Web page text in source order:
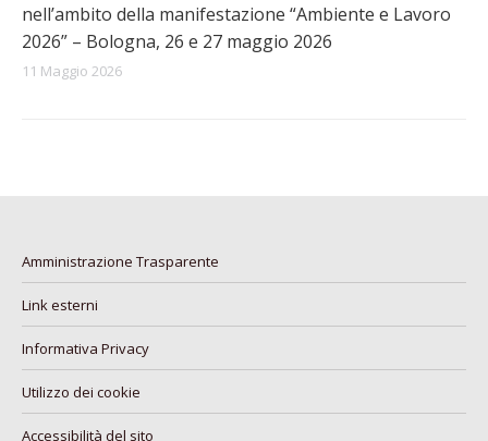
nell’ambito della manifestazione “Ambiente e Lavoro
2026” – Bologna, 26 e 27 maggio 2026
11 Maggio 2026
Amministrazione Trasparente
Link esterni
Informativa Privacy
Utilizzo dei cookie
Accessibilità del sito